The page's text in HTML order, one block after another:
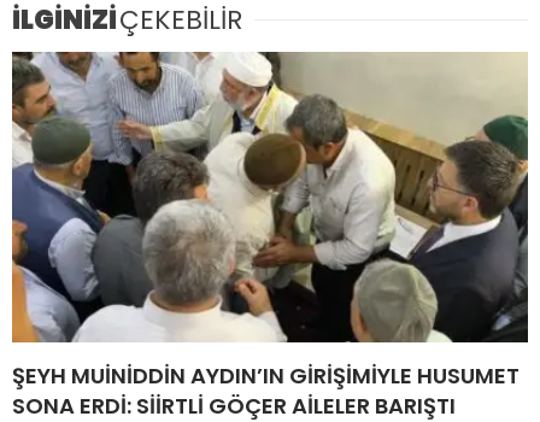
İLGİNİZİÇEKEBİLİR
ŞEYH MUİNİDDİN AYDIN’IN GİRİŞİMİYLE HUSUMET
SONA ERDİ: SİİRTLİ GÖÇER AİLELER BARIŞTI